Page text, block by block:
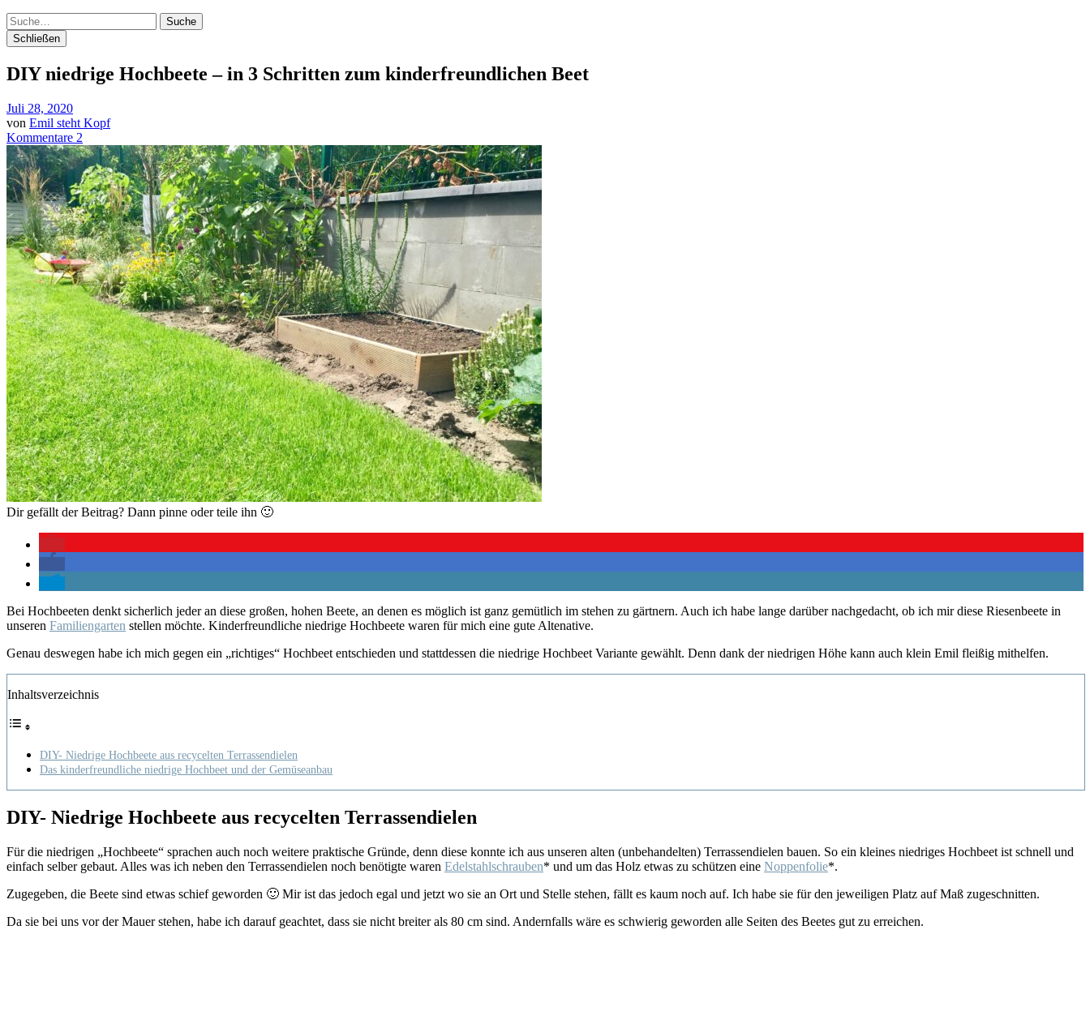
Suche
Schließen
DIY niedrige Hochbeete – in 3 Schritten zum kinderfreundlichen Beet
Juli 28, 2020
von Emil steht Kopf
Kommentare 2
Dir gefällt der Beitrag? Dann pinne oder teile ihn 🙂
Bei Hochbeeten denkt sicherlich jeder an diese großen, hohen Beete, an denen es möglich ist ganz gemütlich im stehen zu gärtnern. Auch ich habe lange darüber nachgedacht, ob ich mir diese Riesenbeete in
unseren Familiengarten stellen möchte. Kinderfreundliche niedrige Hochbeete waren für mich eine gute Altenative.
Genau deswegen habe ich mich gegen ein „richtiges“ Hochbeet entschieden und stattdessen die niedrige Hochbeet Variante gewählt. Denn dank der niedrigen Höhe kann auch klein Emil fleißig mithelfen.
Inhaltsverzeichnis
DIY- Niedrige Hochbeete aus recycelten Terrassendielen
Das kinderfreundliche niedrige Hochbeet und der Gemüseanbau
DIY- Niedrige Hochbeete aus recycelten Terrassendielen
Für die niedrigen „Hochbeete“ sprachen auch noch weitere praktische Gründe, denn diese konnte ich aus unseren alten (unbehandelten) Terrassendielen bauen. So ein kleines niedriges Hochbeet ist schnell und
einfach selber gebaut. Alles was ich neben den Terrassendielen noch benötigte waren Edelstahlschrauben* und um das Holz etwas zu schützen eine Noppenfolie*.
Zugegeben, die Beete sind etwas schief geworden 🙂 Mir ist das jedoch egal und jetzt wo sie an Ort und Stelle stehen, fällt es kaum noch auf. Ich habe sie für den jeweiligen Platz auf Maß zugeschnitten.
Da sie bei uns vor der Mauer stehen, habe ich darauf geachtet, dass sie nicht breiter als 80 cm sind. Andernfalls wäre es schwierig geworden alle Seiten des Beetes gut zu erreichen.